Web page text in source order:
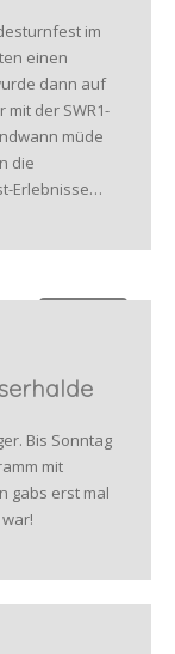
im
einen
dann auf
der SWR1-
müde
die
Erlebnisse…
Bis Sonntag
mit
gabs erst mal